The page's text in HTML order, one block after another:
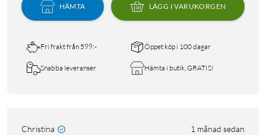
HÄMTA LÄGG I VARUKORGEN
Fri frakt från 599:- Öppet köp i 100 dagar
Snabba leveranser Hämta i butik, GRATIS!
Christina 1 månad sedan